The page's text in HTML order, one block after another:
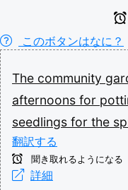
このボタンはなに？
The community
afternoons for
seedlings for the
翻訳する
聞き取れるようになる
詳細